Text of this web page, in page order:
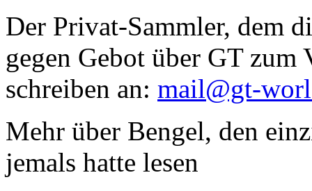
Der Privat-Sammler, dem
gegen Gebot über GT zum
schreiben an: mail@gt-
Mehr über Bengel, den
jemals hatte lesen